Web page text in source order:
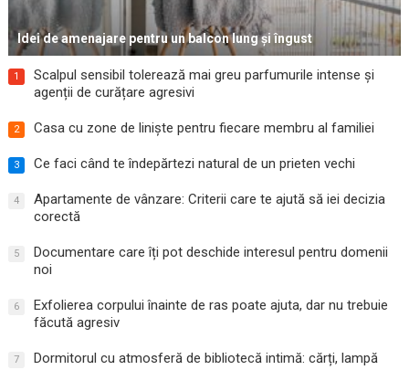
Idei de amenajare pentru un balcon lung și îngust
1
Scalpul sensibil tolerează mai greu parfumurile intense și
agenții de curățare agresivi
2 Casa cu zone de liniște pentru fiecare membru al familiei
3 Ce faci când te îndepărtezi natural de un prieten vechi
4
Apartamente de vânzare: Criterii care te ajută să iei decizia
corectă
5
Documentare care îți pot deschide interesul pentru domenii
noi
6
Exfolierea corpului înainte de ras poate ajuta, dar nu trebuie
făcută agresiv
7
Dormitorul cu atmosferă de bibliotecă intimă: cărți, lampă